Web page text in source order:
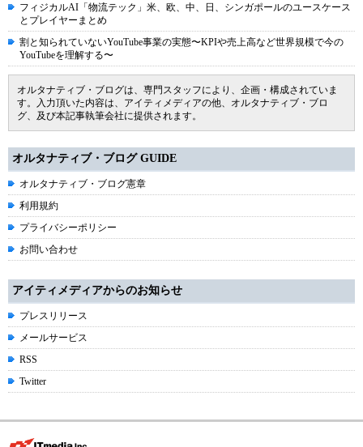
フィジカルAI「物流テック」米、欧、中、日、シンガポールのユースケース
とプレイヤーまとめ
割と知られていないYouTube事業の実態〜KPIや売上高など世界規模で今の
YouTubeを理解する〜
オルタナティブ・ブログは、専門スタッフにより、企画・構成されていま
す。入力頂いた内容は、アイティメディアの他、オルタナティブ・ブロ
グ、及び本記事執筆会社に提供されます。
オルタナティブ・ブログ GUIDE
オルタナティブ・ブログ憲章
利用規約
プライバシーポリシー
お問い合わせ
アイティメディアからのお知らせ
プレスリリース
メールサービス
RSS
Twitter